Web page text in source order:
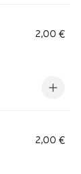
2,00 €
2,00 €